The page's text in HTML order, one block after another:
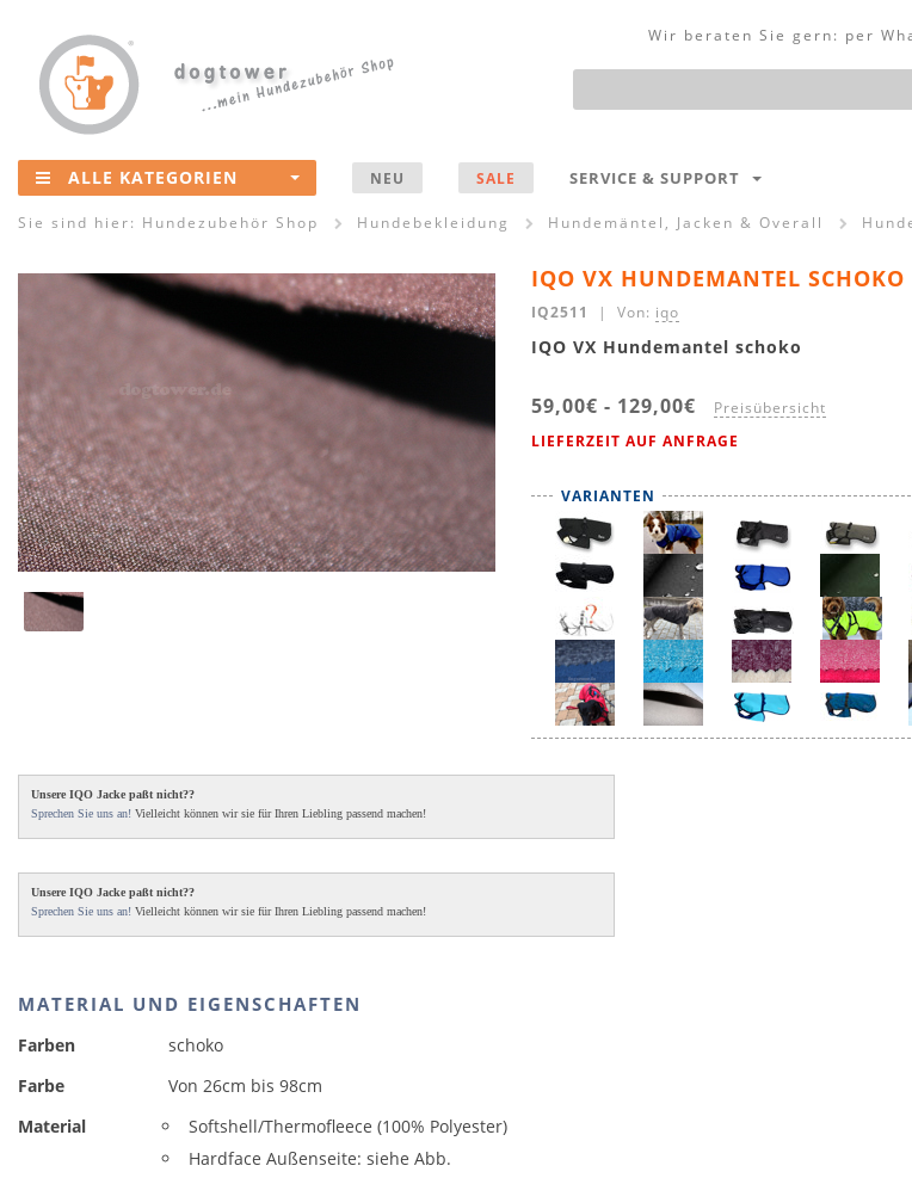
Wir beraten Sie gern: per
Produktsuche
ALLE KATEGORIEN NEU SALE SERVICE & SUPPORT
Sie sind hier: Hundezubehör Shop Hundebekleidung Hundemäntel, Jacken & Overall
IQO VX HUNDEMANTEL SCHOKO
IQ2511 | Von: iqo
IQO VX Hundemantel schoko
59,00€ - 129,00€ Preisübersicht
LIEFERZEIT AUF ANFRAGE
VARIANTEN
Unsere IQO Jacke paßt nicht??
Sprechen Sie uns an! Vielleicht können wir sie für Ihren Liebling passend machen!
Unsere IQO Jacke paßt nicht??
Sprechen Sie uns an! Vielleicht können wir sie für Ihren Liebling passend machen!
MATERIAL UND EIGENSCHAFTEN
Farben
schoko
Farbe
Von 26cm bis 98cm
Material
Softshell/Thermofleece (100% Polyester)
Hardface Außenseite: siehe Abb.